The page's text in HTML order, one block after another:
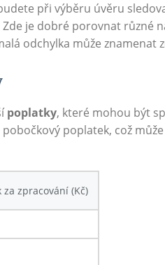
při výběru úvěru
je dobré‍ porovnat různé
odchylka může znamenat
poplatky, které ​mohou⁤ být
poplatek, což⁢
za zpracování (Kč)